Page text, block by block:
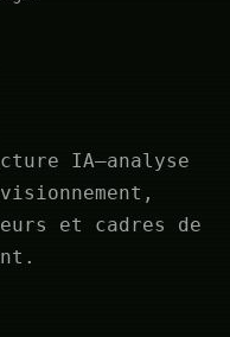
IA—analyse
et cadres de